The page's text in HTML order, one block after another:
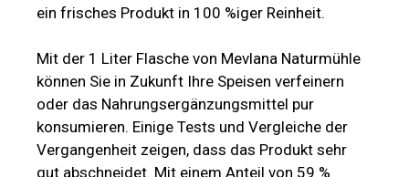
ein frisches Produkt in 100 %iger Reinheit.
Mit der 1 Liter Flasche von Mevlana Naturmühle
können Sie in Zukunft Ihre Speisen verfeinern
oder das Nahrungsergänzungsmittel pur
konsumieren. Einige Tests und Vergleiche der
Vergangenheit zeigen, dass das Produkt sehr
gut abschneidet. Mit einem Anteil von 59 %